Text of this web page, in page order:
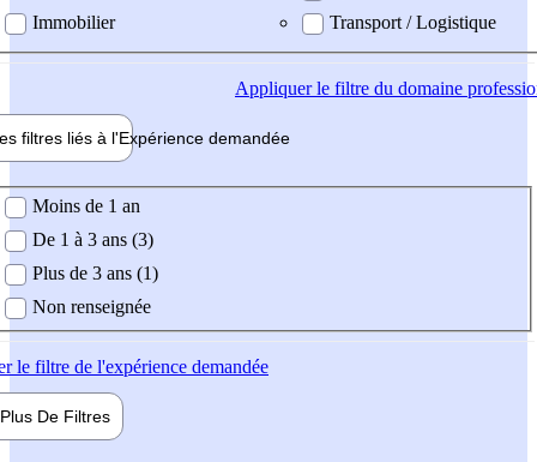
Immobilier
Transport / Logistique
Appliquerle filtre du domaine
filtres liés à l'Expérience demandée
demandée
Moins de 1 an
De 1 à 3 ans (3)
Plus de 3 ans (1)
Non renseignée
le filtre de l'expérience demandée
Plus De Filtres